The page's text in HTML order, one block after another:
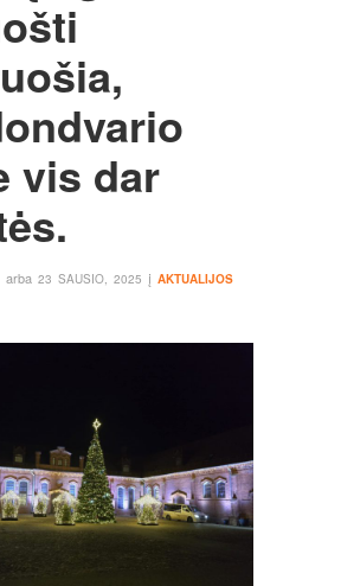
vis dar
arba 23 SAUSIO, 2025 į AKTUALIJOS